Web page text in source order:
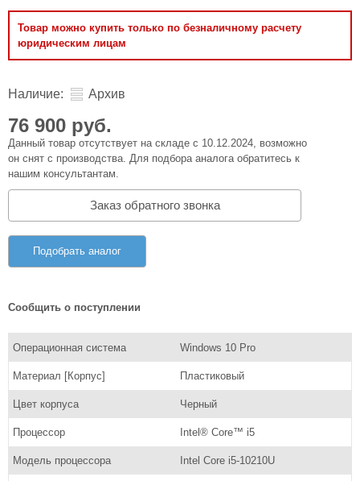
Товар можно купить только по безналичному расчету
юридическим лицам
Наличие: Архив
76 900 руб.
Данный товар отсутствует на складе с 10.12.2024, возможно
он снят с производства. Для подбора аналога обратитесь к
нашим консультантам.
Заказ обратного звонка
Подобрать аналог
Сообщить о поступлении
Операционная система Windows 10 Pro
Материал [Корпус] Пластиковый
Цвет корпуса Черный
Процессор Intel® Core™ i5
Модель процессора Intel Core i5-10210U